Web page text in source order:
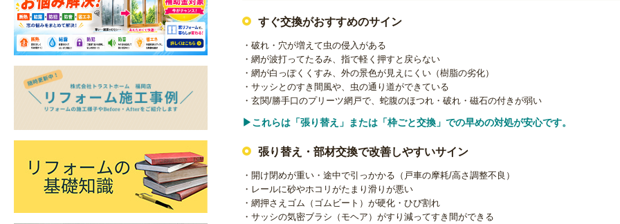
すぐ交換がおすすめのサイン
・破れ・穴が増えて虫の侵入がある
・網が波打ってたるみ、指で軽く押すと戻らない
・網が白っぽくくすみ、外の景色が見えにくい（樹脂の劣化）
・サッシとのすき間風や、虫の通り道ができている
・玄関/勝手口のプリーツ網戸で、蛇腹のほつれ・破れ・磁石の付きが弱い
▶これらは「張り替え」または「枠ごと交換」での早めの対処が安心です。
張り替え・部材交換で改善しやすいサイン
・開け閉めが重い・途中で引っかかる（戸車の摩耗/高さ調整不良）
・レールに砂やホコリがたまり滑りが悪い
・網押さえゴム（ゴムビート）が硬化・ひび割れ
・サッシの気密ブラシ（モヘア）がすり減ってすき間ができる